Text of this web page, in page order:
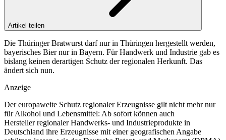
Artikel teilen
Die Thüringer Bratwurst darf nur in Thüringen hergestellt werden,
bayerisches Bier nur in Bayern. Für Handwerk und Industrie gab es
bislang keinen derartigen Schutz der regionalen Herkunft. Das
ändert sich nun.
Anzeige
Der europaweite Schutz regionaler Erzeugnisse gilt nicht mehr nur
für Alkohol und Lebensmittel: Ab sofort können auch
Hersteller regionaler Handwerks- und Industrieprodukte in
Deutschland ihre Erzeugnisse mit einer geografischen Angabe